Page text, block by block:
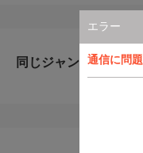
エラー
通信に問
同じジャンルのおす